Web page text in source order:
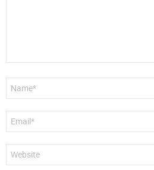
mail
*
web